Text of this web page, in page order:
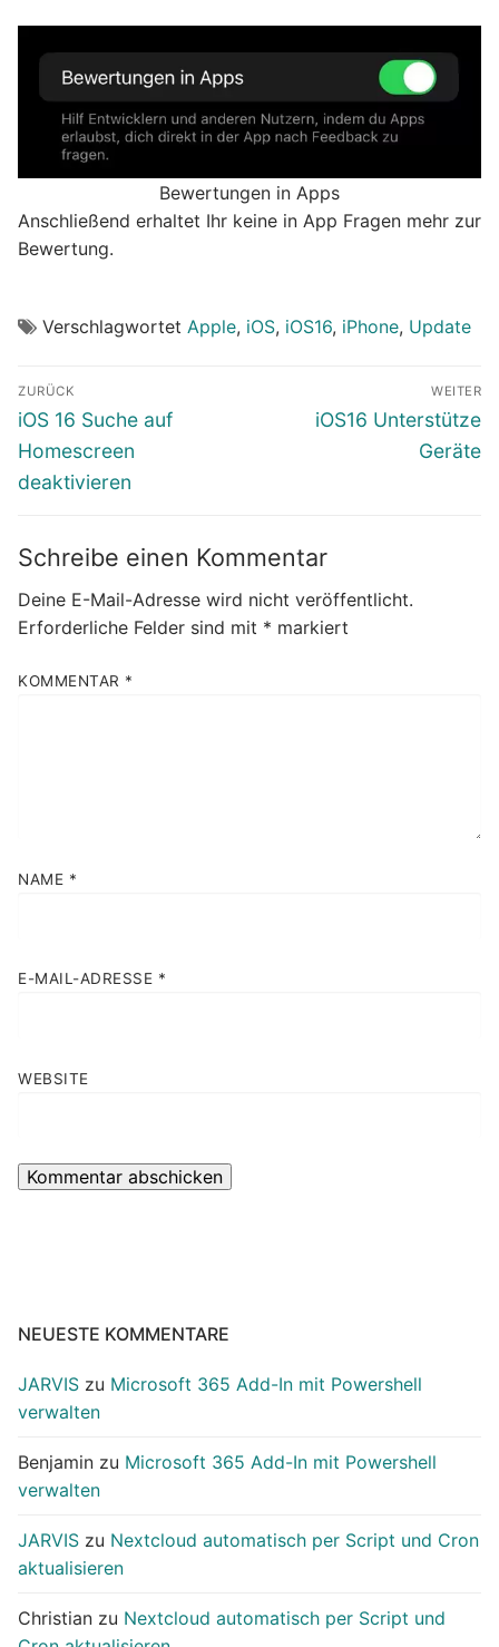
Bewertungen in Apps
Anschließend erhaltet Ihr keine in App Fragen mehr zur
Bewertung.
Verschlagwortet Apple, iOS, iOS16, iPhone, Update
Beitragsnavigation
ZURÜCK
Vorheriger
Beitrag:
iOS 16 Suche auf
Homescreen
deaktivieren
WEITER
Nächster
iOS16 Unterstütze
Geräte
Schreibe einen Kommentar
Deine E-Mail-Adresse wird nicht veröffentlicht.
Erforderliche Felder sind mit * markiert
KOMMENTAR *
NAME *
E-MAIL-ADRESSE *
WEBSITE
NEUESTE KOMMENTARE
JARVIS zu Microsoft 365 Add-In mit Powershell
verwalten
Benjamin zu Microsoft 365 Add-In mit Powershell
verwalten
JARVIS zu Nextcloud automatisch per Script und Cron
aktualisieren
Christian zu Nextcloud automatisch per Script und